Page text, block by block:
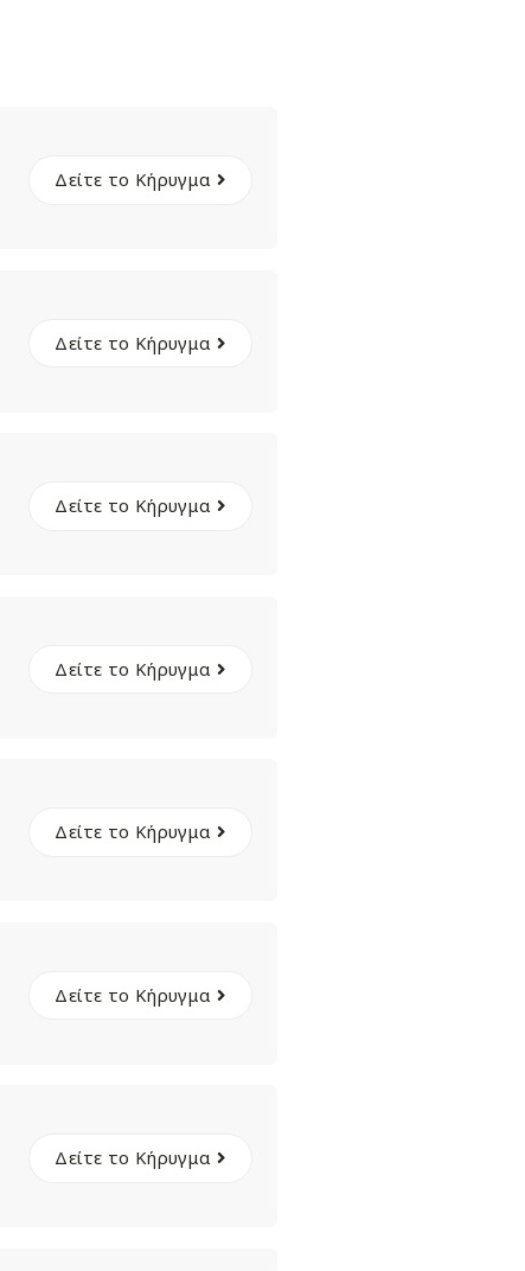
Δείτε το Κήρυγμα
Δείτε το Κήρυγμα
Δείτε το Κήρυγμα
Δείτε το Κήρυγμα
Δείτε το Κήρυγμα
Δείτε το Κήρυγμα
Δείτε το Κήρυγμα